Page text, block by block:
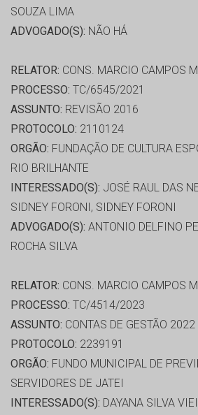
SOUZA LIMA
ADVOGADO(S): NÃO HÁ
RELATOR: CONS. MARCIO CAMPOS
PROCESSO: TC/6545/2021
ASSUNTO: REVISÃO 2016
PROTOCOLO: 2110124
ORGÃO: FUNDAÇÃO DE CULTURA
RIO BRILHANTE
INTERESSADO(S): JOSÉ RAUL DAS
SIDNEY FORONI, SIDNEY FORONI
ADVOGADO(S): ANTONIO DELFINO
ROCHA SILVA
RELATOR: CONS. MARCIO CAMPOS
PROCESSO: TC/4514/2023
ASSUNTO: CONTAS DE GESTÃO 2022
PROTOCOLO: 2239191
ORGÃO: FUNDO MUNICIPAL DE
SERVIDORES DE JATEI
INTERESSADO(S): DAYANA SILVA